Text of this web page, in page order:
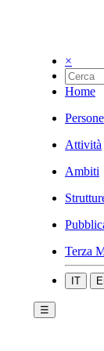
×
Home
Persone
Attività
Ambiti
Terza
IT
☰